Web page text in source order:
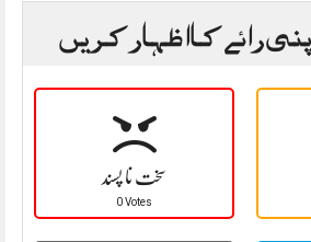
رائے کا اظہار کریں
سخت نا پسند
0 Votes